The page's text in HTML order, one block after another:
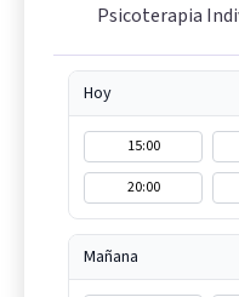
Psicoterapia
Hoy
15:00
20:00
Mañana